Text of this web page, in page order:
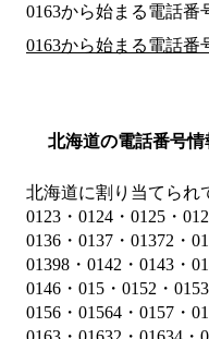
0163から始まる電話番
0163から始まる電話番
北海道の電話番号情
北海道に割り当てられ
0123・0124・0125・
0136・0137・01372・
01398・0142・0143・
0146・015・0152・
0156・01564・0157・